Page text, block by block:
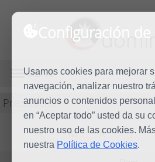
Configuración de
Usamos cookies para mejorar
navegación, analizar nuestro
anuncios o contenidos
en “Aceptar todo” usted da su
nuestro uso de las cookies.
nuestra Política de Cookies.
MENÚ
Predicación
L M X J